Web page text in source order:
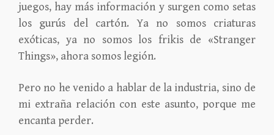
juegos, hay más información y surgen como setas
los gurús del cartón. Ya no somos criaturas
exóticas, ya no somos los frikis de «Stranger
Things», ahora somos legión.
Pero no he venido a hablar de la industria, sino de
mi extraña relación con este asunto, porque me
encanta perder.